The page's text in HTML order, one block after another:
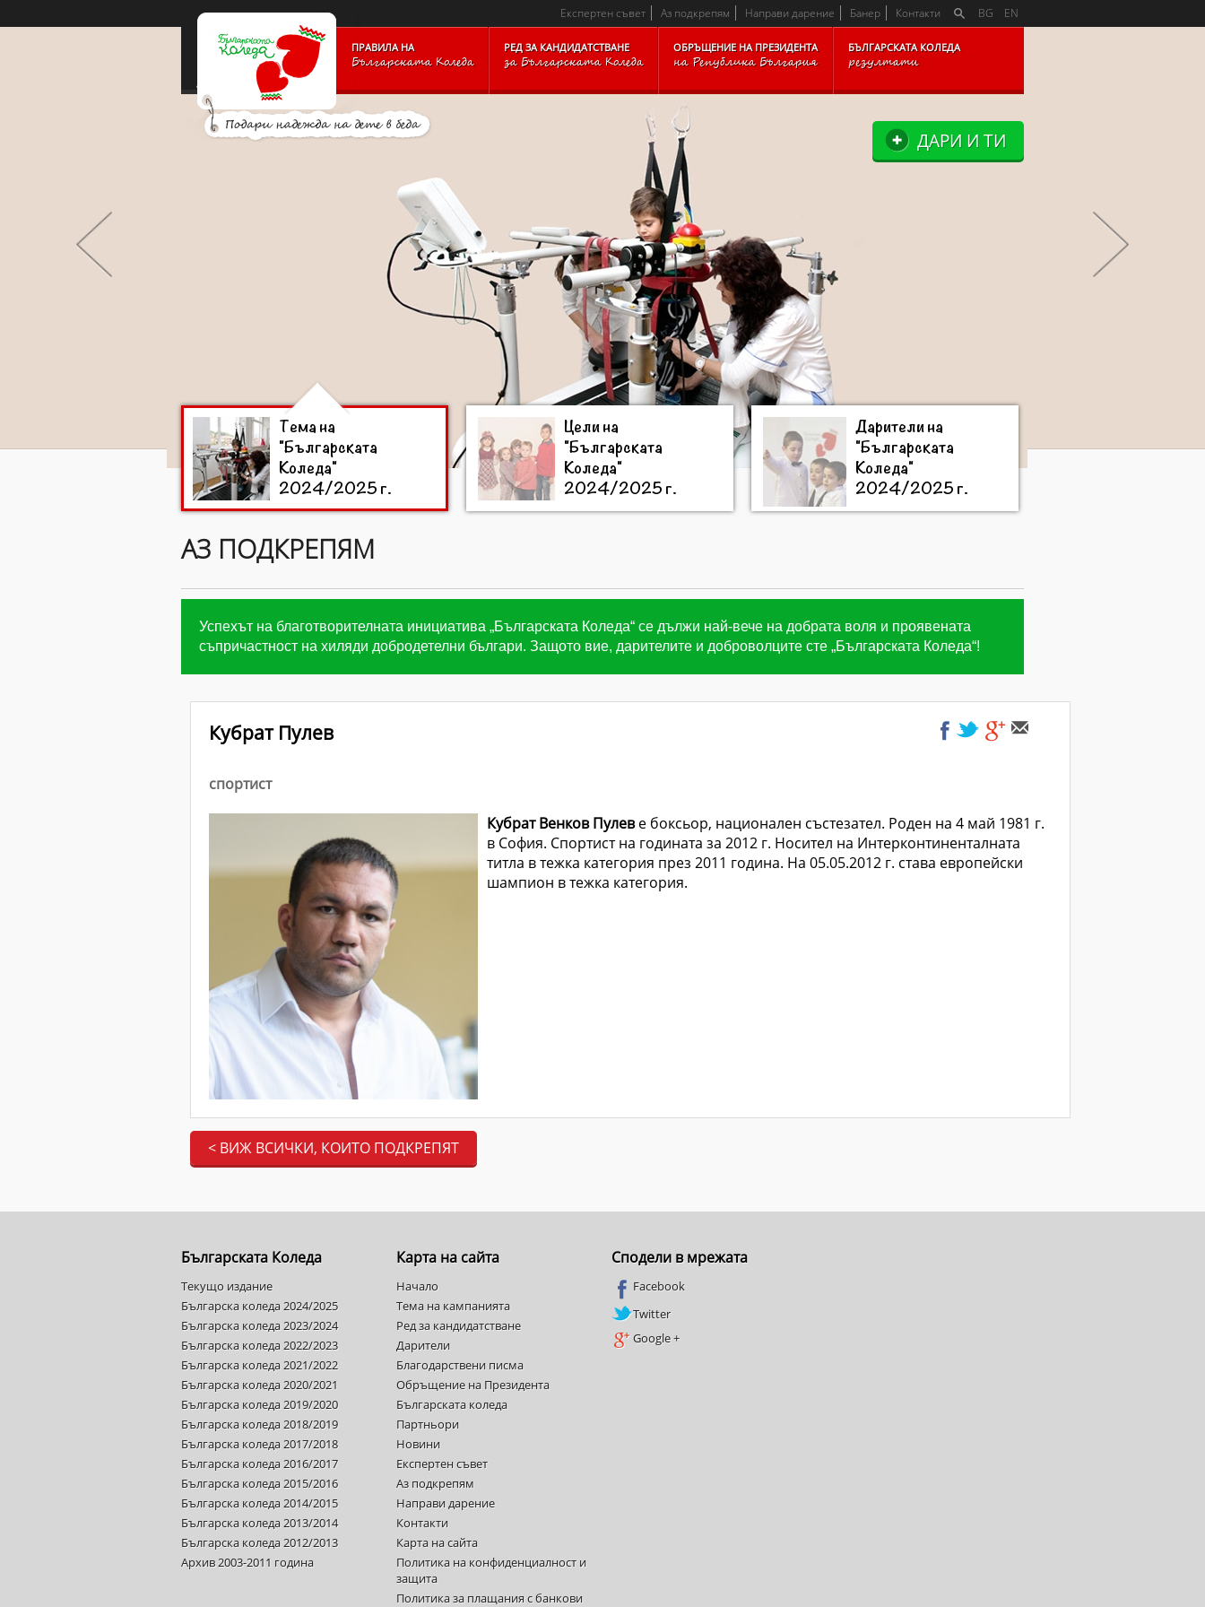
PAYMENT_LOGOSSLIDE_PANELSITE_LOGOSUPPORTERS_BLOCKARCHIVE_BLOCKFOOTER_TEXTTOP_IMAGESITEMAP_BLOCK BG EN
Експертен съвет Аз подкрепям Направи дарение Банер Контакти
ПРАВИЛА НА
Българската Коледа
РЕД ЗА КАНДИДАТСТВАНЕ
за Българската Коледа
ОБРЪЩЕНИЕ НА ПРЕЗИДЕНТА
на Република България
БЪЛГАРСКАТА КОЛЕДА
резултати
ДАРИ И ТИ
Тема на
"Българската
Коледа"
2024/2025 г.
Цели на
"Българската
Коледа"
2024/2025 г.
Дарители на
"Българската
Коледа"
2024/2025 г.
АЗ ПОДКРЕПЯМ
Успехът на благотворителната инициатива „Българската Коледа“ се дължи най-вече на добрата воля и проявената
съпричастност на хиляди добродетелни българи. Защото вие, дарителите и доброволците сте „Българската Коледа“!
Кубрат Пулев
спортист
Кубрат Венков Пулеве боксьор, национален състезател. Роден на 4 май 1981 г.
в София. Спортист на годината за 2012 г. Носител на Интерконтиненталната
титла в тежка категория през 2011 година. На 05.05.2012 г. става европейски
шампион в тежка категория.
< ВИЖ ВСИЧКИ, КОИТО ПОДКРЕПЯТ
Българската Коледа
Текущо издание
Българска коледа 2024/2025
Българска коледа 2023/2024
Българска коледа 2022/2023
Българска коледа 2021/2022
Българска коледа 2020/2021
Българска коледа 2019/2020
Българска коледа 2018/2019
Българска коледа 2017/2018
Българска коледа 2016/2017
Българска коледа 2015/2016
Българска коледа 2014/2015
Българска коледа 2013/2014
Българска коледа 2012/2013
Архив 2003-2011 година
Карта на сайта
Начало
Тема на кампанията
Ред за кандидатстване
Дарители
Благодарствени писма
Обръщение на Президента
Българската коледа
Партньори
Новини
Експертен съвет
Аз подкрепям
Направи дарение
Контакти
Карта на сайта
Политика на конфиденциалност и
защита
Политика за плащания с банкови
Сподели в мрежата
Facebook
Twitter
Google +